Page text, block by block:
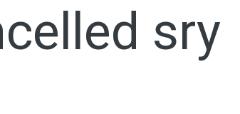
sry